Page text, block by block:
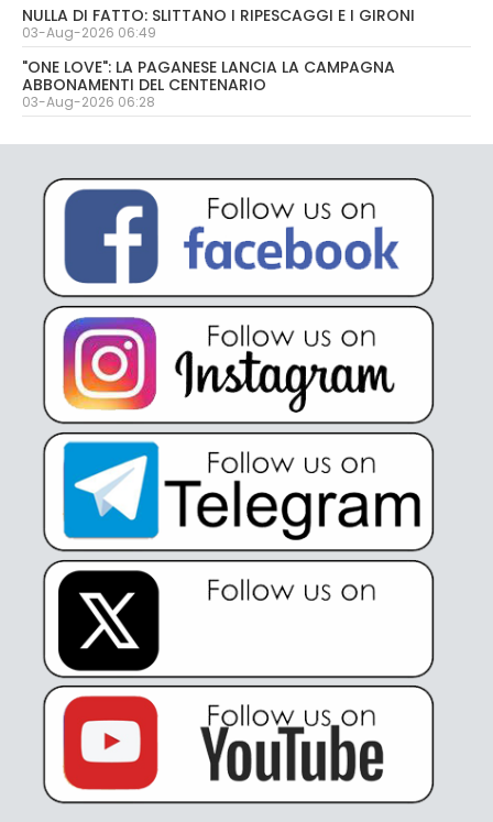
NULLA DI FATTO: SLITTANO I RIPESCAGGI E I GIRONI
03-Aug-2026 06:49
"ONE LOVE": LA PAGANESE LANCIA LA CAMPAGNA
ABBONAMENTI DEL CENTENARIO
03-Aug-2026 06:28